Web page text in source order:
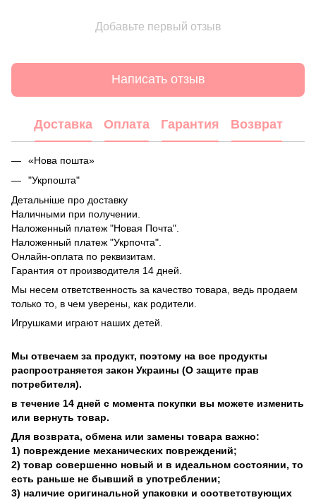
Добавьте первый отзыв
Написать отзыв
Доставка Оплата Гарантия Возврат
«Нова пошта»
"Укрпошта"
Детальніше про доставку
Наличными при получении.
Наложенный платеж "Новая Почта".
Наложенный платеж "Укрпочта".
Онлайн-оплата по реквизитам.
Гарантия от производителя 14 дней.
Мы несем ответственность за качество товара, ведь продаем
только то, в чем уверены, как родители.
Игрушками играют наших детей.
Мы отвечаем за продукт, поэтому на все продукты
распространяется закон Украины (О защите прав
потребителя).
в течение 14 дней с момента покупки вы можете изменить
или вернуть товар.
Для возврата, обмена или замены товара важно:
1) повреждение механических повреждений;
2) товар совершенно новый и в идеальном состоянии, то
есть раньше не бывший в употреблении;
3) наличие оригинальной упаковки и соответствующих